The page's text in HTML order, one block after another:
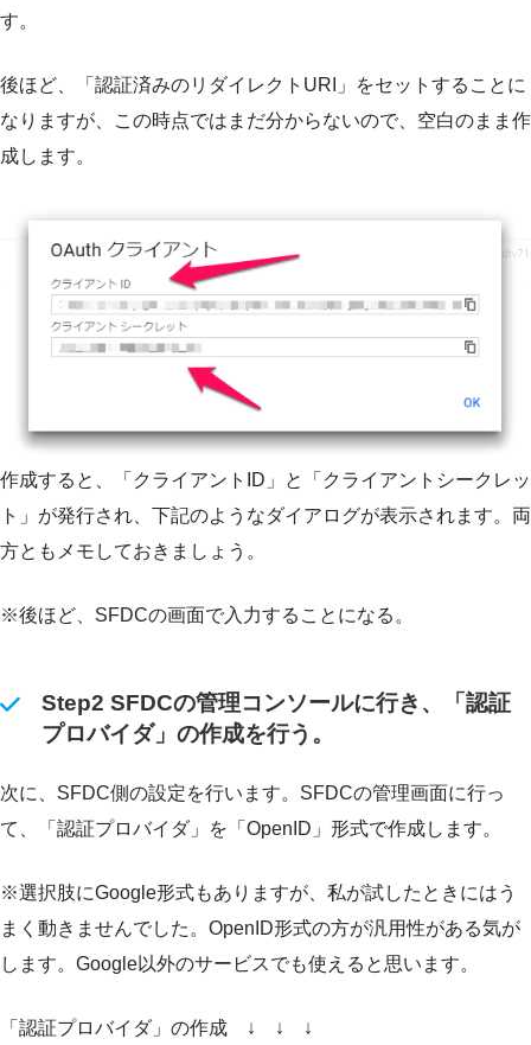
す。
後ほど、「認証済みのリダイレクトURI」をセットすることに
なりますが、この時点ではまだ分からないので、空白のまま作
成します。
作成すると、「クライアントID」と「クライアントシークレッ
ト」が発行され、下記のようなダイアログが表示されます。両
方ともメモしておきましょう。
※後ほど、SFDCの画面で入力することになる。
Step2 SFDCの管理コンソールに行き、「認証
プロバイダ」の作成を行う。
次に、SFDC側の設定を行います。SFDCの管理画面に行っ
て、「認証プロバイダ」を「OpenID」形式で作成します。
※選択肢にGoogle形式もありますが、私が試したときにはう
まく動きませんでした。OpenID形式の方が汎用性がある気が
します。Google以外のサービスでも使えると思います。
「認証プロバイダ」の作成 ↓ ↓ ↓